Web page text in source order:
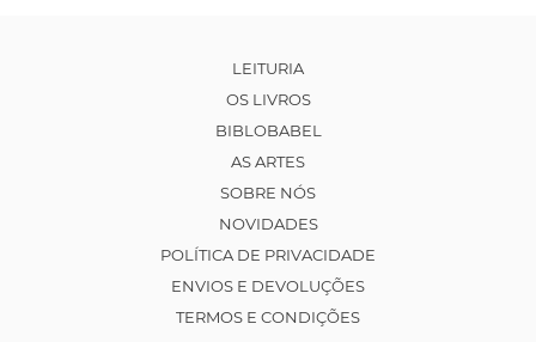
LEITURIA
OS LIVROS
BIBLOBABEL
AS ARTES
SOBRE NÓS
NOVIDADES
POLÍTICA DE PRIVACIDADE
ENVIOS E DEVOLUÇÕES
TERMOS E CONDIÇÕES